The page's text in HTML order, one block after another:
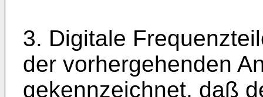
3. Digitale
der vorhergehenden
gekennzeichnet, daß